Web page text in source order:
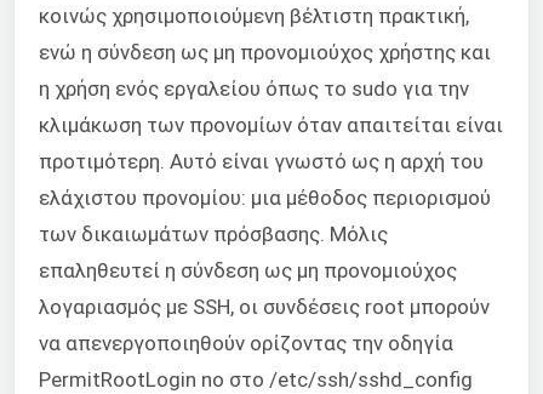
κοινώς χρησιμοποιούμενη βέλτιστη πρακτική,
ενώ η σύνδεση ως μη προνομιούχος χρήστης και
η χρήση ενός εργαλείου όπως το sudo για την
κλιμάκωση των προνομίων όταν απαιτείται είναι
προτιμότερη. Αυτό είναι γνωστό ως η αρχή του
ελάχιστου προνομίου: μια μέθοδος περιορισμού
των δικαιωμάτων πρόσβασης. Μόλις
επαληθευτεί η σύνδεση ως μη προνομιούχος
λογαριασμός με SSH, οι συνδέσεις root μπορούν
να απενεργοποιηθούν ορίζοντας την οδηγία
PermitRootLogin no στο /etc/ssh/sshd_config